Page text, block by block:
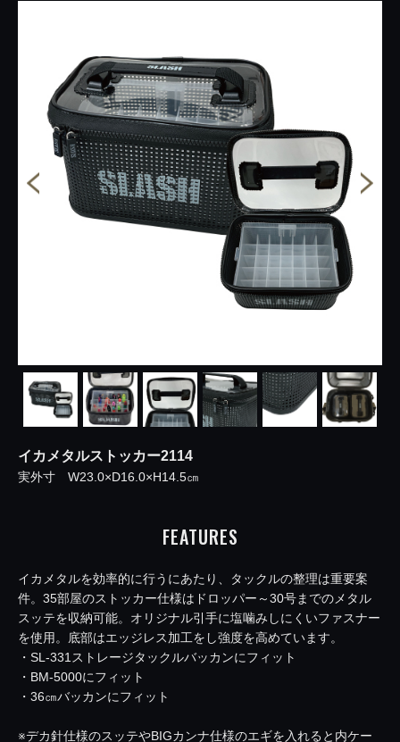
イカメタルストッカー2114
実外寸 W23.0×D16.0×H14.5㎝
FEATURES
イカメタルを効率的に行うにあたり、タックルの整理は重要案
件。35部屋のストッカー仕様はドロッパー～30号までのメタル
スッテを収納可能。オリジナル引手に塩噛みしにくいファスナー
を使用。底部はエッジレス加工をし強度を高めています。
・SL-331ストレージタックルバッカンにフィット
・BM-5000にフィット
・36㎝バッカンにフィット
※デカ針仕様のスッテやBIGカンナ仕様のエギを入れると内ケー